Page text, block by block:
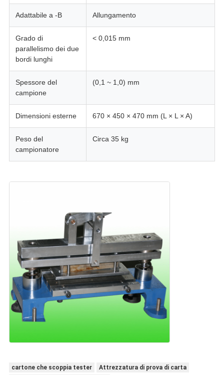
Adattabile a -B Allungamento
Grado di
parallelismo dei due
bordi lunghi
< 0,015 mm
Spessore del
campione
(0,1 ~ 1,0) mm
Dimensioni esterne 670 × 450 × 470 mm (L × L × A)
Peso del
campionatore
Circa 35 kg
cartone che scoppia tester
Attrezzatura di prova di carta